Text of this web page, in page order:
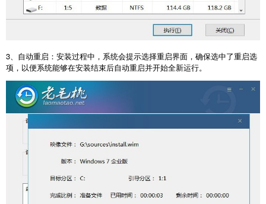
3 、自动重启：安装过程中，系统会提示选择重启界面，确保选中了重启选
项，以便系统能够在安装结束后自动重启并开始全新运行。